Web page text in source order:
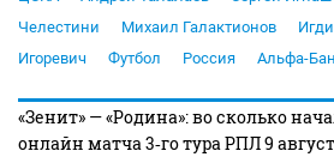
Челестини
Михаил Галактионов
Игоревич
Футбол Россия Альфа-
«Зенит» — «Родина»: во сколько
онлайн матча 3‑го тура РПЛ 9